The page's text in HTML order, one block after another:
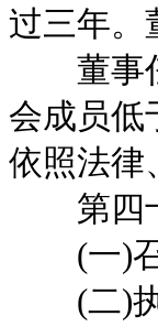
过三年。
董事任
会成员低
依照法律
第四十
(一)召
(二)执